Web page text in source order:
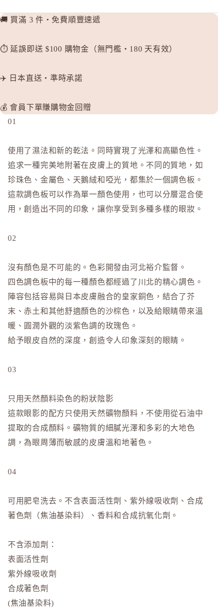
🚚 買滿 3 件・免費順豐速遞
⏱️ 延誤即送 $100 購物金（無門檻・180 天有效）
✈️ 日本直送・準時承諾
💰 會員下單賺購物金回贈
01
使用了濕法和新的乾法。同時實現了光澤和高顯色性。
追求一種完美地附著在皮膚上的質地。不同的質地，如
珍珠色、金屬色、天鵝絨和啞光，都集於一個調色板。
這款調色板可以作為單一顏色使用，也可以分層混合使
用，創造出不同的印象，讓你享受到多種多樣的眼妝。
02
沒有顏色是不可能的。色彩開發由河北裕介監督。
四色調色板中的每一種顏色都經過了川北的精心調色。
陣容包括容易與日本皮膚融合的皇家銅色，結合了芥
末、赤土和其他舒適顏色的沙棕色，以及給眼睛帶來溫
暖、圓潤外觀的淡紫色調的玫瑰色。
給予眼皮自然的深度，創造令人印象深刻的眼睛。
03
只用天然顏料染色的粉狀陰影
這款眼影的配方只使用天然礦物顏料，不使用從石油中
提取的合成顏料。礦物質的細膩光澤和多彩的大地色
調，為眼周薄而敏感的皮膚溫和地著色。
04
可用肥皂洗去。不含表面活性劑、紫外線吸收劑、合成
著色劑（焦油基染料）、香料和合成抗氧化劑。
不含添加劑：
表面活性劑
紫外線吸收劑
合成著色劑
(焦油基染料)